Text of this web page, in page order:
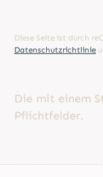
Diese Seite ist durch
Datenschutzrichtlinie
Die mit einem
Pflichtfelder.